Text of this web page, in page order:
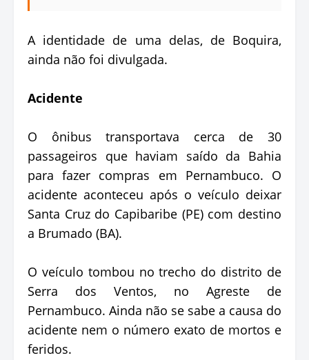
A identidade de uma delas, de Boquira,
ainda não foi divulgada.
Acidente
O ônibus transportava cerca de 30
passageiros que haviam saído da Bahia
para fazer compras em Pernambuco. O
acidente aconteceu após o veículo deixar
Santa Cruz do Capibaribe (PE) com destino
a Brumado (BA).
O veículo tombou no trecho do distrito de
Serra dos Ventos, no Agreste de
Pernambuco. Ainda não se sabe a causa do
acidente nem o número exato de mortos e
feridos.